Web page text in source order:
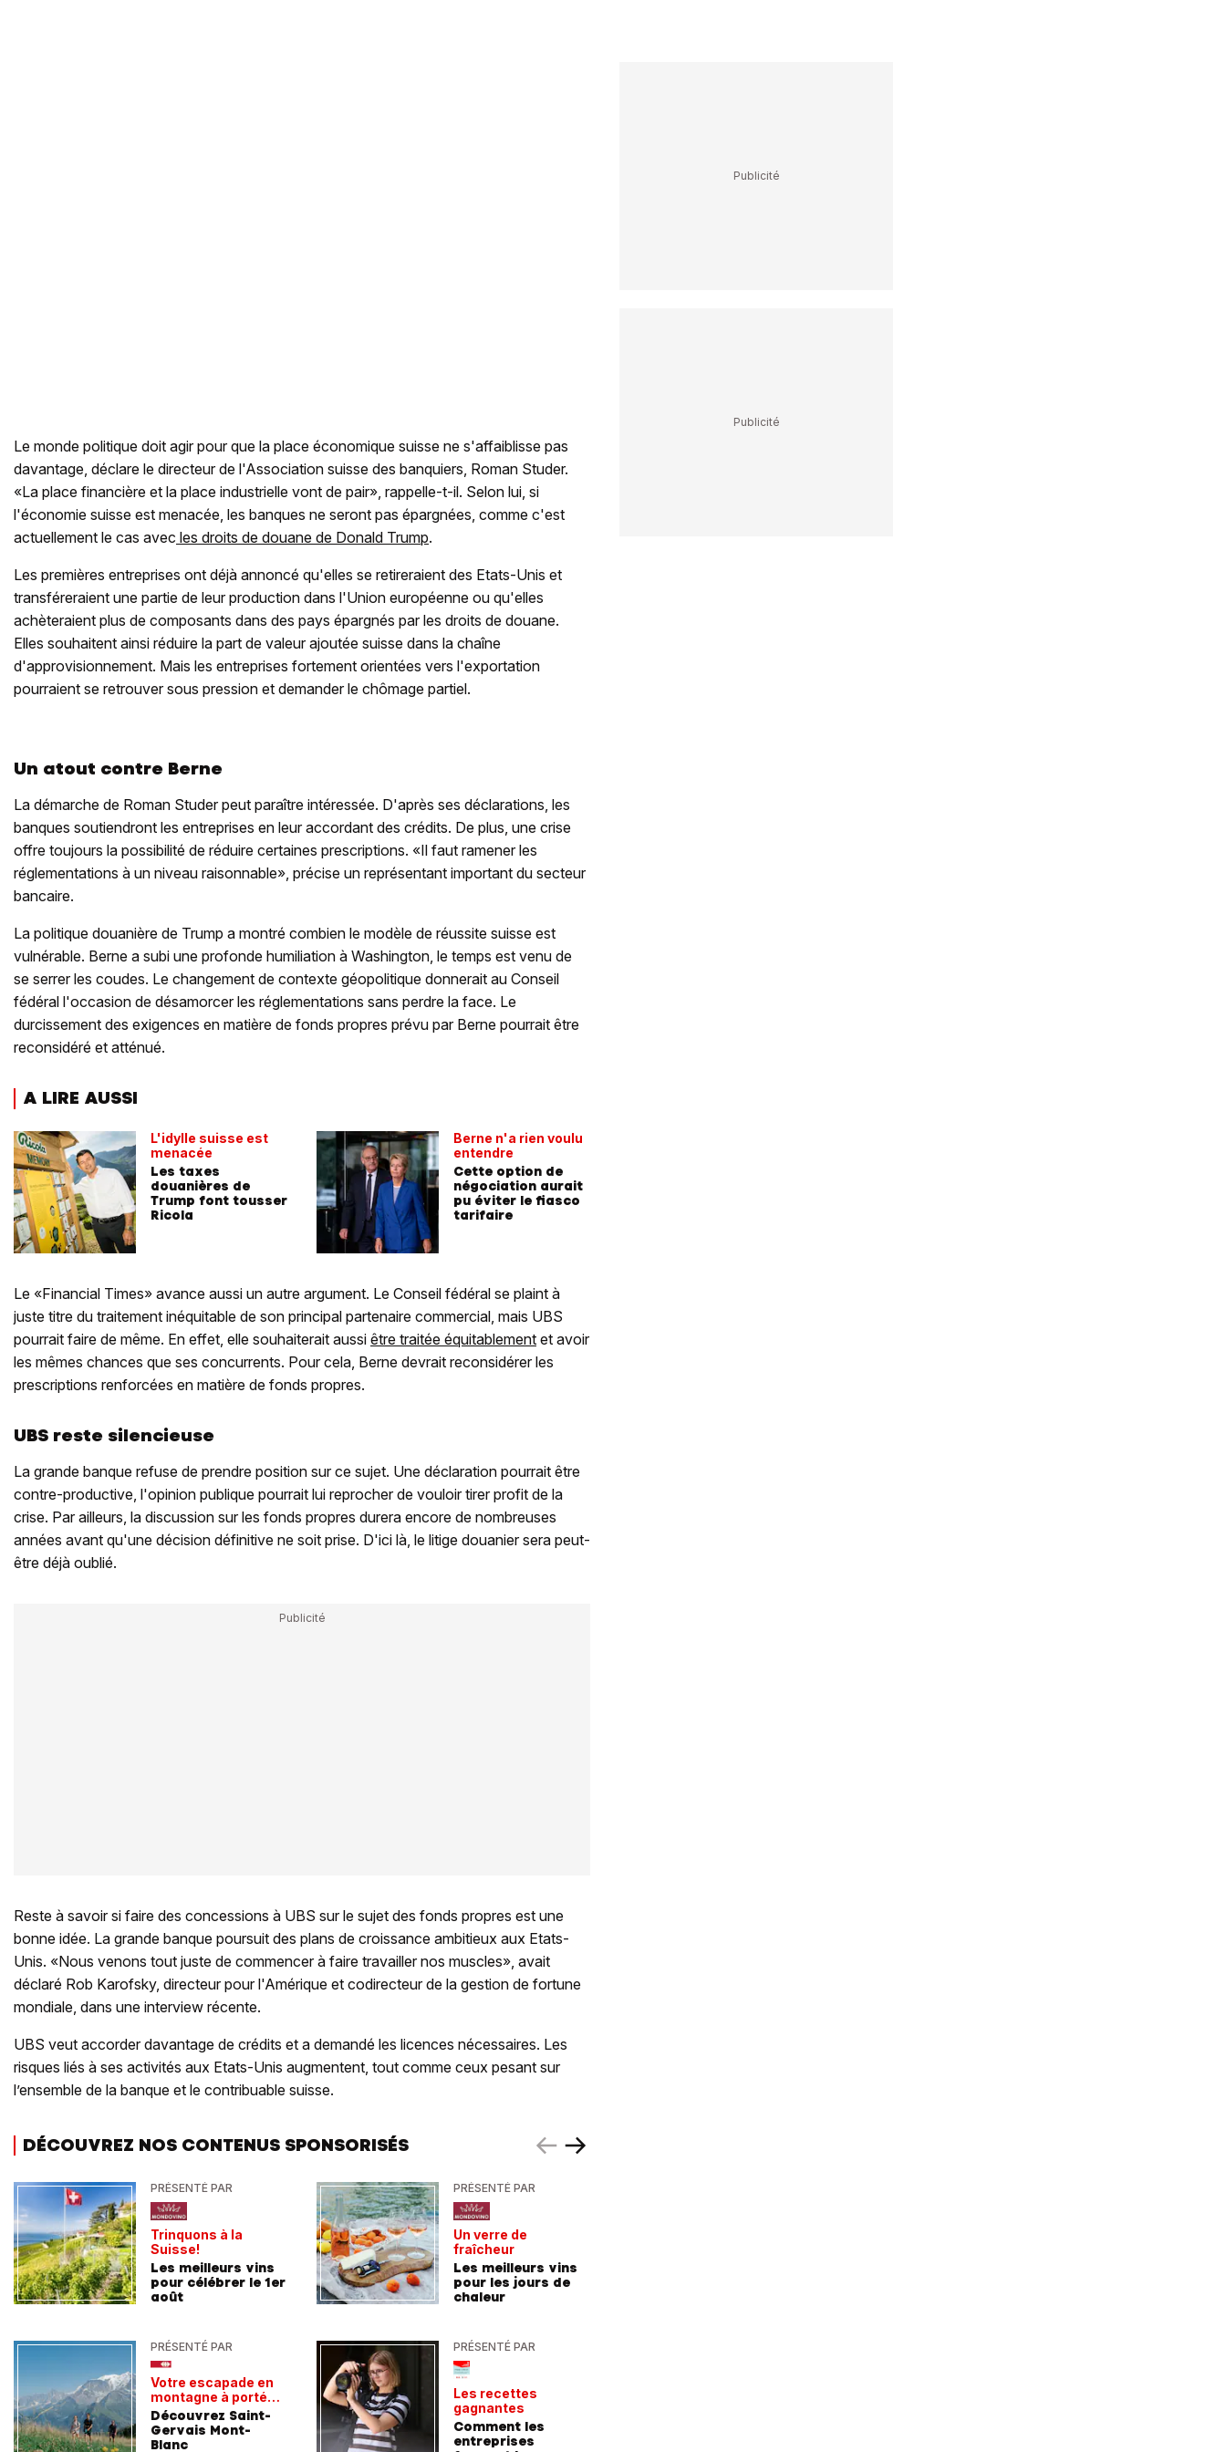
Le monde politique doit agir pour que la place économique suisse ne s'affaiblisse pas
davantage, déclare le directeur de l'Association suisse des banquiers, Roman Studer.
«La place financière et la place industrielle vont de pair», rappelle-t-il. Selon lui, si
l'économie suisse est menacée, les banques ne seront pas épargnées, comme c'est
actuellement le cas avec les droits de douane de Donald Trump.
Les premières entreprises ont déjà annoncé qu'elles se retireraient des Etats-Unis et
transféreraient une partie de leur production dans l'Union européenne ou qu'elles
achèteraient plus de composants dans des pays épargnés par les droits de douane.
Elles souhaitent ainsi réduire la part de valeur ajoutée suisse dans la chaîne
d'approvisionnement. Mais les entreprises fortement orientées vers l'exportation
pourraient se retrouver sous pression et demander le chômage partiel.
Un atout contre Berne
La démarche de Roman Studer peut paraître intéressée. D'après ses déclarations, les
banques soutiendront les entreprises en leur accordant des crédits. De plus, une crise
offre toujours la possibilité de réduire certaines prescriptions. «Il faut ramener les
réglementations à un niveau raisonnable», précise un représentant important du secteur
bancaire.
La politique douanière de Trump a montré combien le modèle de réussite suisse est
vulnérable. Berne a subi une profonde humiliation à Washington, le temps est venu de
se serrer les coudes. Le changement de contexte géopolitique donnerait au Conseil
fédéral l'occasion de désamorcer les réglementations sans perdre la face. Le
durcissement des exigences en matière de fonds propres prévu par Berne pourrait être
reconsidéré et atténué.
A LIRE AUSSI
L'idylle suisse est
menacée
Les taxes
douanières de
Trump font tousser
Ricola
Berne n'a rien voulu
entendre
Cette option de
négociation aurait
pu éviter le fiasco
tarifaire
Le «Financial Times» avance aussi un autre argument. Le Conseil fédéral se plaint à
juste titre du traitement inéquitable de son principal partenaire commercial, mais UBS
pourrait faire de même. En effet, elle souhaiterait aussi être traitée équitablement et avoir
les mêmes chances que ses concurrents. Pour cela, Berne devrait reconsidérer les
prescriptions renforcées en matière de fonds propres.
UBS reste silencieuse
La grande banque refuse de prendre position sur ce sujet. Une déclaration pourrait être
contre-productive, l'opinion publique pourrait lui reprocher de vouloir tirer profit de la
crise. Par ailleurs, la discussion sur les fonds propres durera encore de nombreuses
années avant qu'une décision définitive ne soit prise. D'ici là, le litige douanier sera peut-
être déjà oublié.
Reste à savoir si faire des concessions à UBS sur le sujet des fonds propres est une
bonne idée. La grande banque poursuit des plans de croissance ambitieux aux Etats-
Unis. «Nous venons tout juste de commencer à faire travailler nos muscles», avait
déclaré Rob Karofsky, directeur pour l'Amérique et codirecteur de la gestion de fortune
mondiale, dans une interview récente.
UBS veut accorder davantage de crédits et a demandé les licences nécessaires. Les
risques liés à ses activités aux Etats-Unis augmentent, tout comme ceux pesant sur
l’ensemble de la banque et le contribuable suisse.
DÉCOUVREZ NOS CONTENUS SPONSORISÉS
PRÉSENTÉ PAR
Trinquons à la
Suisse!
Les meilleurs vins
pour célébrer le 1er
août
PRÉSENTÉ PAR
Votre escapade en
montagne à portée
de train
Découvrez Saint-
Gervais Mont-
Blanc
PRÉSENTÉ PAR
Un verre de
fraîcheur
Les meilleurs vins
pour les jours de
chaleur
PRÉSENTÉ PAR
Les recettes
gagnantes
Comment les
entreprises